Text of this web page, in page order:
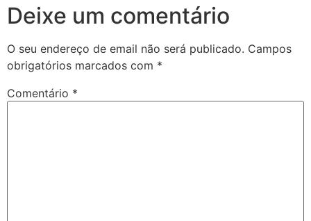
Deixe um comentário
O seu endereço de email não será publicado. Campos
obrigatórios marcados com *
Comentário *